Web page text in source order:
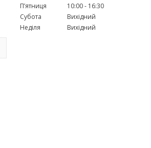
Пʼятниця
10:00
16:30
Субота
Вихідний
Неділя
Вихідний